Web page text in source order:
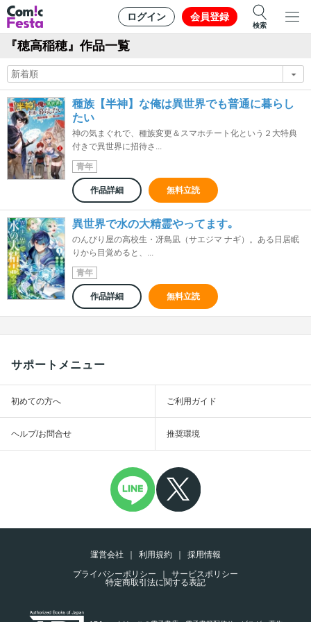
ログイン 会員登録
検索
『穂高稲穂』作品一覧
種族【半神】な俺は異世界でも普通に暮らし
たい
神の気まぐれで、種族変更＆スマホチート化という２大特典
付きで異世界に招待さ...
青年
作品詳細 無料立読
異世界で水の大精霊やってます｡
のんびり屋の高校生・冴島凪（サエジマ ナギ）。ある日居眠
りから目覚めると、...
青年
作品詳細 無料立読
サポートメニュー
初めての方へ ご利用ガイド
ヘルプ/お問合せ 推奨環境
運営会社 利用規約
採用情報
プライバシーポリシー
サービスポリシー
特定商取引法に関する表記